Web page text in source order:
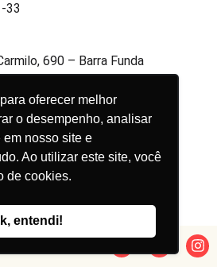
oferecer melhor
o desempenho, analisar
nosso site e
Ao utilizar este site, você
de cookies.
entendi!
33
690 – Barra Funda
conosco
reservados.